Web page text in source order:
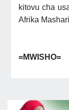
kitovu cha
Afrika
=MWISHO=